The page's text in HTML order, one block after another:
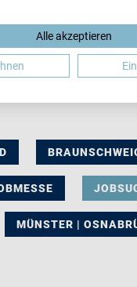
MÜNSTER |
Alle akzeptieren